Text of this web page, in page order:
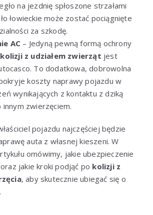
na jezdnię spłoszone strzałami
łowieckie może zostać pociągnięte
za szkodę.
AC – Jedyną pewną formą ochrony
kolizji z udziałem zwierząt jest
To dodatkowa, dobrowolna
koszty naprawy pojazdu w
wynikających z kontaktu z dziką
innym zwierzęciem.
pojazdu najczęściej będzie
auta z własnej kieszeni. W
omówimy, jakie ubezpieczenie
jakie kroki podjąć po kolizji z
, aby skutecznie ubiegać się o